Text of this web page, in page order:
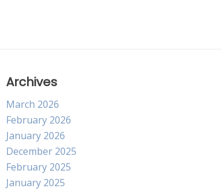
Archives
March 2026
February 2026
January 2026
December 2025
February 2025
January 2025